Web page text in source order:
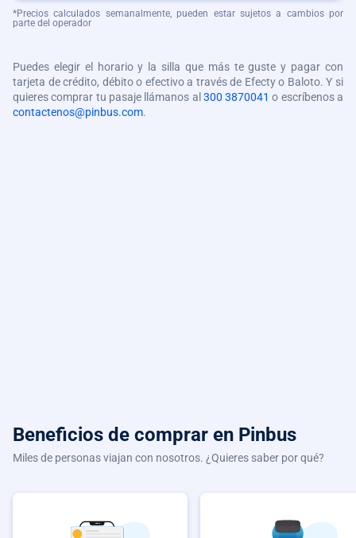
*Precios calculados semanalmente, pueden estar sujetos a cambios por
parte del operador
Puedes elegir el horario y la silla que más te guste y pagar con
tarjeta de crédito, débito o efectivo a través de Efecty o Baloto. Y si
quieres comprar tu pasaje llámanos al 300 3870041 o escríbenos a
contactenos@pinbus.com.
Beneficios de comprar en Pinbus
Miles de personas viajan con nosotros. ¿Quieres saber por qué?